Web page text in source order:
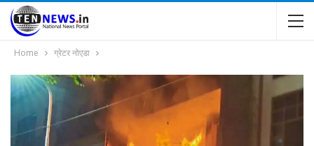
Home ग्रेटर नोएडा